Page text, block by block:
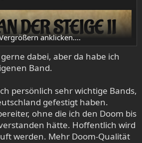
anklicken....
dabei, aber da habe ich
Band.
persönlich sehr wichtige Bands,
gefestigt haben.
ohne die ich den Doom bis
hätte. Hoffentlich wird
werden. Mehr Doom-Qualität